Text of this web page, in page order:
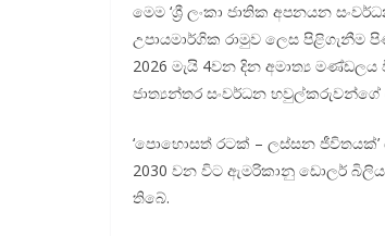
මෙම ‘ශ්‍රී ලංකා ජාතික අපනයන
උපායමාර්ගික රාමුව ලෙස පිළිගැනීම
2026 මැයි 4වන දින අමාත්‍ය
ජාත්‍යන්තර සංවර්ධන
‘පොහොසත් රටක් – ලස්සන ජීවිතයක්’
2030 වන විට ඇමරිකානු ඩොලර්
තිබේ.